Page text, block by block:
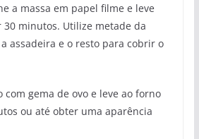
a massa em papel filme e leve
minutos. Utilize metade da
assadeira e o resto para cobrir o
com gema de ovo e leve ao forno
ou até obter uma aparência